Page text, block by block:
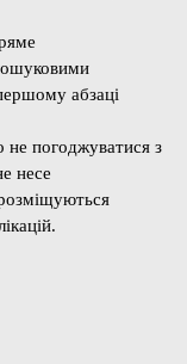
абзаці
не погоджуватися з
несе
розміщуються